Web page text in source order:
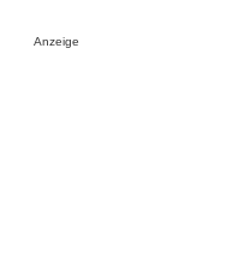
Anzeige